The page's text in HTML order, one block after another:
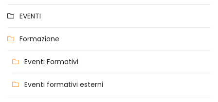
EVENTI
Formazione
Eventi Formativi
Eventi formativi esterni